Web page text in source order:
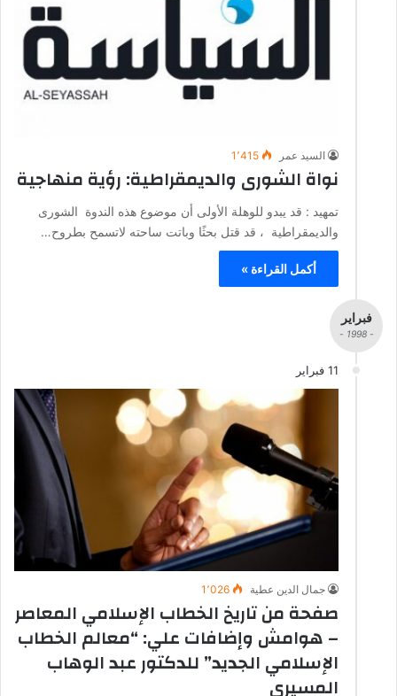
السيد عمر 1٬415
نواة الشورى والديمقراطية: رؤية منهاجية
تمهيد : قد يبدو للوهلة الأولى أن موضوع هذه الندوة الشورى
والديمقراطية ، قد قتل بحثًا وباتت ساحته لاتسمح بطروح…
أكمل القراءة »
فبراير
- 1998 -
11 فبراير
جمال الدين عطية 1٬026
صفحة من تاريخ الخطاب الإسلامي المعاصر
– هوامش وإضافات علي: “معالم الخطاب
الإسلامي الجديد” للدكتور عبد الوهاب
المسيري